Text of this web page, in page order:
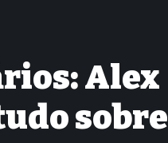
Alex
sobre